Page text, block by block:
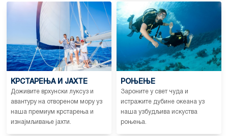
КРСТАРЕЊА И ЈАХТЕ
Доживите врхунски луксуз и
авантуру на отвореном мору уз
наша премиум крстарења и
изнајмљивање јахти.
РОЊЕЊЕ
Зароните у свет чуда и
истражите дубине океана уз
наша узбудљива искуства
роњења.